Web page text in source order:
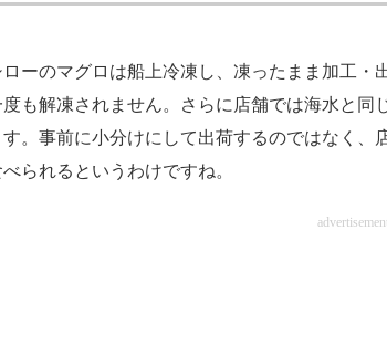
ーのマグロは船上冷凍し、凍ったまま加工・
度も解凍されません。さらに店舗では海水と
す。事前に小分けにして出荷するのではなく
べられるというわけですね。